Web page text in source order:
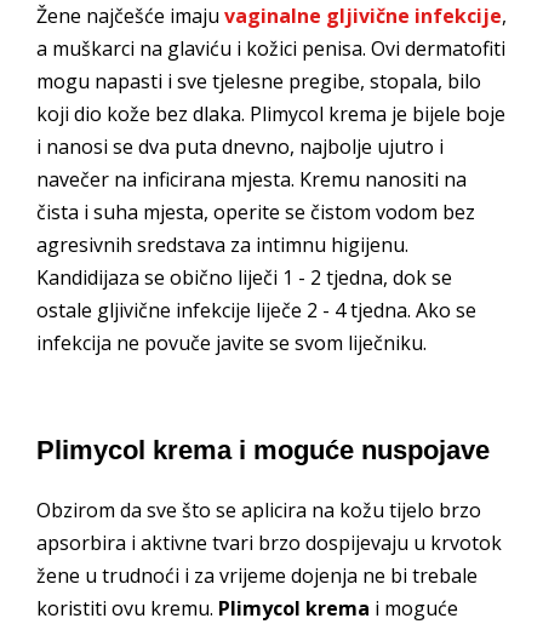
Žene najčešće imaju vaginalne gljivične infekcije,
a muškarci na glaviću i kožici penisa. Ovi dermatofiti
mogu napasti i sve tjelesne pregibe, stopala, bilo
koji dio kože bez dlaka. Plimycol krema je bijele boje
i nanosi se dva puta dnevno, najbolje ujutro i
navečer na inficirana mjesta. Kremu nanositi na
čista i suha mjesta, operite se čistom vodom bez
agresivnih sredstava za intimnu higijenu.
Kandidijaza se obično liječi 1 - 2 tjedna, dok se
ostale gljivične infekcije liječe 2 - 4 tjedna. Ako se
infekcija ne povuče javite se svom liječniku.
Plimycol krema i moguće nuspojave
Obzirom da sve što se aplicira na kožu tijelo brzo
apsorbira i aktivne tvari brzo dospijevaju u krvotok
žene u trudnoći i za vrijeme dojenja ne bi trebale
koristiti ovu kremu. Plimycol krema i moguće